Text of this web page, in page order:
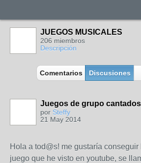
JUEGOS MUSICALES
206 miembros
Descripción
Comentarios Discusiones
Juegos de grupo cantados
por Steffy
21 May 2014
Hola a tod@s! me gustaría
juego que he visto en youtube, se